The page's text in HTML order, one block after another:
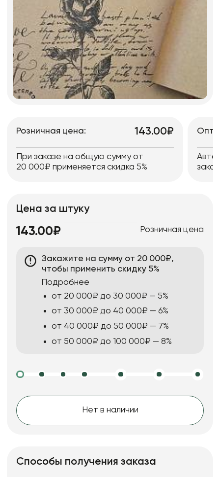
Розничная цена: 143.00₽
При заказе на общую сумму от
20 000₽ применяется скидка 5%
Цена за штуку
143.00₽ Розничная цена
Закажите на сумму от 20 000₽,
чтобы применить скидку 5%
Подробнее
от 20 000₽ до 30 000₽ — 5%
от 30 000₽ до 40 000₽ — 6%
от 40 000₽ до 50 000₽ — 7%
от 50 000₽ до 100 000₽ — 8%
Нет в наличии
Способы получения заказа